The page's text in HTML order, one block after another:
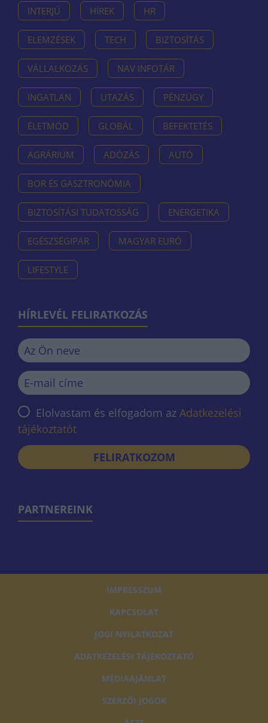
INTERJÚ HÍREK HR
ELEMZÉSEK TECH BIZTOSÍTÁS
VÁLLALKOZÁS NAV INFOTÁR
INGATLAN UTAZÁS PÉNZÜGY
ÉLETMÓD GLOBÁL BEFEKTETÉS
AGRÁRIUM ADÓZÁS AUTÓ
BOR ÉS GASZTRONÓMIA
BIZTOSÍTÁSI TUDATOSSÁG ENERGETIKA
EGÉSZSÉGIPAR MAGYAR EURÓ
LIFESTYLE
HÍRLEVÉL FELIRATKOZÁS
Elolvastam és elfogadom az Adatkezelési
tájékoztatót
FELIRATKOZOM
PARTNEREINK
IMPRESSZUM
KAPCSOLAT
JOGI NYILATKOZAT
ADATKEZELÉSI TÁJÉKOZTATÓ
MÉDIAAJÁNLAT
SZERZŐI JOGOK